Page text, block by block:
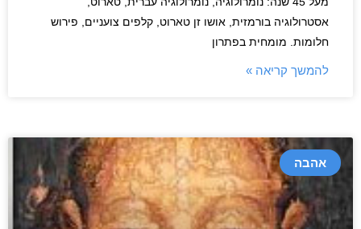
אסטרולוגיה בורמזית, אושו זן טארוט, קלפים צועניים, פירוש
חלומות. מומחית בפתרון
להמשך קריאה »
אהבה